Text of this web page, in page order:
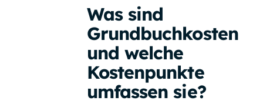
Was sind
Grundbuchkosten
und welche
Kostenpunkte
umfassen sie?